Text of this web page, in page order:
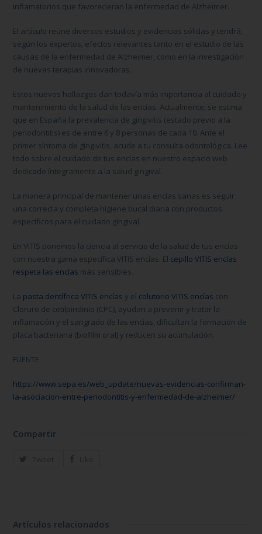
inflamatorios que favorecieran la enfermedad de Alzheimer.
El artículo reúne diversos estudios y evidencias sólidas y tendrá,
según los expertos, efectos relevantes tanto en el estudio de las
causas de la enfermedad de Alzheimer, como en la investigación
de nuevas terapias innovadoras.
Estos nuevos hallazgos dan todavía más importancia al cuidado y
mantenimiento de la salud de las encías. Actualmente, se estima
que en España la prevalencia de gingivitis (estado previo a la
periodontitis) es de entre 6 y 8 personas de cada 10. Ante el
primer síntoma de gingivitis, acude a tu consulta odontológica. Lee
todo sobre el cuidado de tus encías en nuestro espacio web
dedicado íntegramente a la salud gingival.
La manera principal de mantener unas encías sanas es seguir
una correcta y completa higiene bucal diaria con productos
específicos para el cuidado gingival.
En VITIS ponemos la ciencia al servicio de la salud de tus encías
con nuestra gama específica VITIS encías. El cepillo VITIS encías
respeta las encías más sensibles.
La pasta dentífrica VITIS encías y el colutorio VITIS encías con
Cloruro de cetilpiridinio (CPC), ayudan a prevenir y tratar la
inflamación y el sangrado de las encías, dificultan la formación de
placa bacteriana (biofilm oral) y reducen su acumulación.
FUENTE
https://www.sepa.es/web_update/nuevas-evidencias-confirman-
la-asociacion-entre-periodontitis-y-enfermedad-de-alzheimer/
Compartir
Artículos relacionados